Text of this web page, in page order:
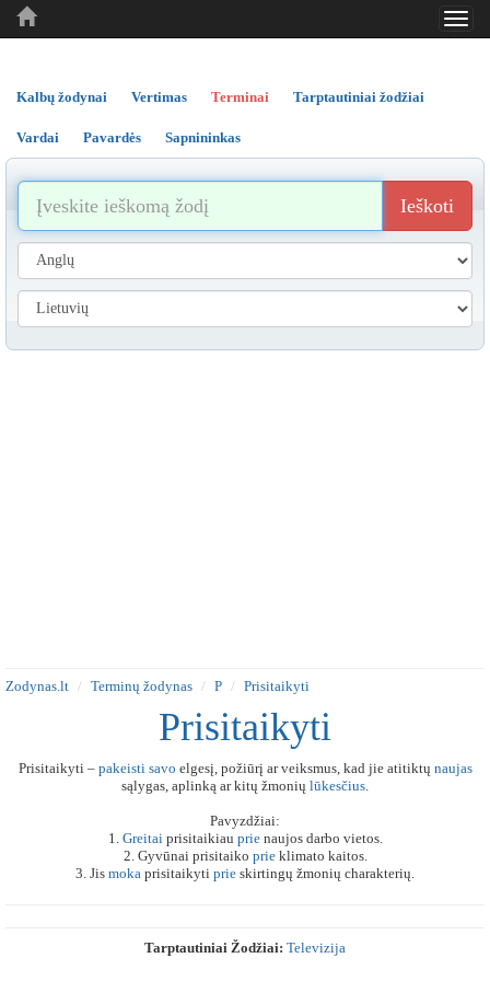
..
..
Kalbų žodynai Vertimas Terminai Tarptautiniai žodžiai
Vardai Pavardės Sapnininkas
Ieškoti
Zodynas.lt Terminų žodynas P Prisitaikyti
Prisitaikyti
Prisitaikyti – pakeisti savo elgesį, požiūrį ar veiksmus, kad jie atitiktų naujas
sąlygas, aplinką ar kitų žmonių lūkesčius.
Pavyzdžiai:
1. Greitaiprisitaikiau prienaujos darbo vietos.
2. Gyvūnai prisitaiko prieklimato kaitos.
3. Jis moka prisitaikyti prie skirtingų žmonių charakterių.
Tarptautiniai Žodžiai: Televizija